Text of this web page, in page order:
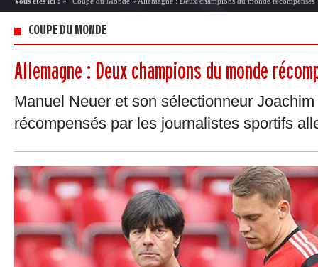
COUPE DU MONDE
Allemagne : Deux champions du monde
Manuel Neuer et son sélectionneur
récompensés par les journalistes sportifs